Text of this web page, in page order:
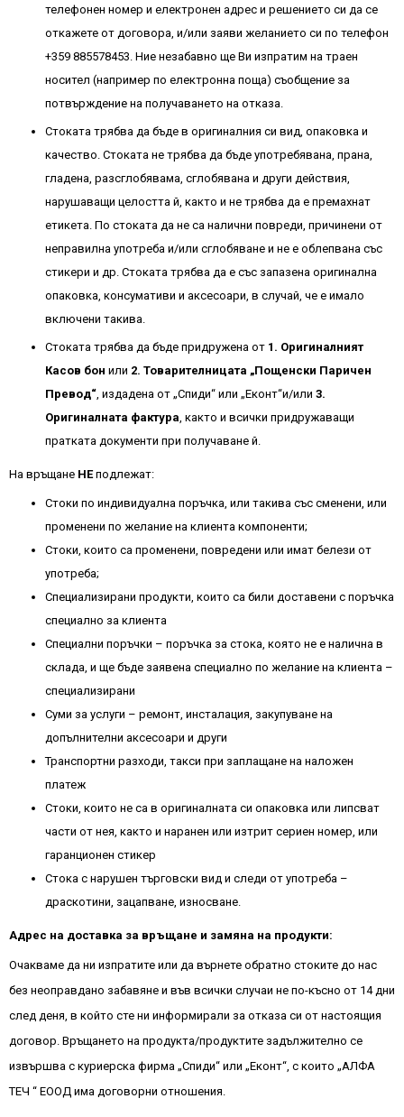
телефонен номер и електронен адрес и решението си да се
откажете от договора, и/или заяви желанието си по телефон
+359 885578453. Ние незабавно ще Ви изпратим на траен
носител (например по електронна поща) съобщение за
потвърждение на получаването на отказа.
Стоката трябва да бъде в оригиналния си вид, опаковка и
качество. Стоката не трябва да бъде употребявана, прана,
гладена, разсглобявама, сглобявана и други действия,
нарушаващи целостта й, както и не трябва да е премахнат
етикета. По стоката да не са налични повреди, причинени от
неправилна употреба и/или сглобяване и не е облепвана със
стикери и др. Стоката трябва да е със запазена оригинална
опаковка, консумативи и аксесоари, в случай, че е имало
включени такива.
Стоката трябва да бъде придружена от 1. Oригиналният
Касов бон или 2. Товарителницата „Пощенски Паричен
Превод“, издадена от „Спиди“ или „Еконт“и/или 3.
Оригиналната фактура, както и всички придружаващи
пратката документи при получаване й.
На връщане НЕподлежат:
Стоки по индивидуална поръчка, или такива със сменени, или
променени по желание на клиента компоненти;
Стоки, които са променени, повредени или имат белези от
употреба;
Специализирани продукти, които са били доставени с поръчка
специално за клиента
Специални поръчки – поръчка за стока, която не е налична в
склада, и ще бъде заявена специално по желание на клиента –
специализирани
Суми за услуги – ремонт, инсталация, закупуване на
допълнителни аксесоари и други
Транспортни разходи, такси при заплащане на наложен
платеж
Стоки, които не са в оригиналната си опаковка или липсват
части от нея, както и наранен или изтрит сериен номер, или
гаранционен стикер
Стока с нарушен търговски вид и следи от употреба –
драскотини, зацапване, износване.
Адрес на доставка за връщане и замяна на продукти:
Очакваме да ни изпратите или да върнете обратно стоките до нас
без неоправдано забавяне и във всички случаи не по-късно от 14 дни
след деня, в който сте ни информирали за отказа си от настоящия
договор. Връщането на продукта/продуктите задължително се
извършва с куриерска фирма „Спиди“ или „Еконт“, с които „АЛФА
ТЕЧ “ EООД има договорни отношения.